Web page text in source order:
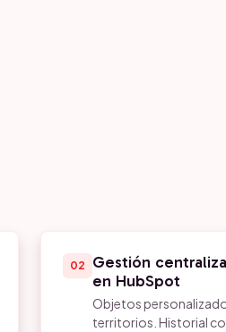
02
Gestión
en HubSpot
Objetos
territorios. Historial